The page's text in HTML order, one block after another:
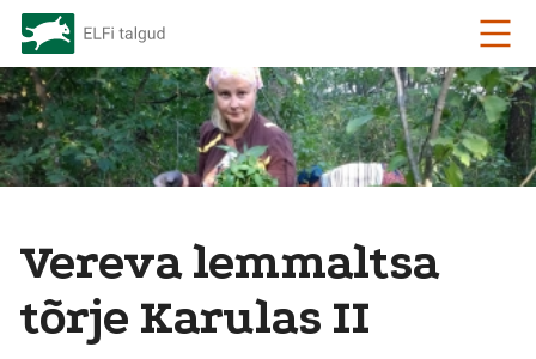
Vereva lemmaltsa
tõrje Karulas II